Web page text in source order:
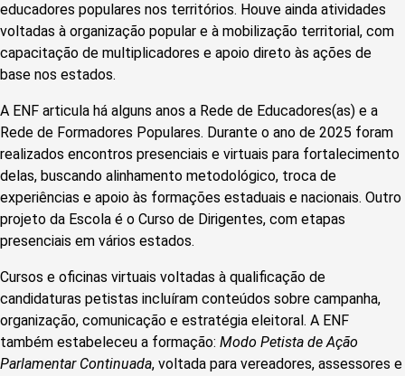
educadores populares nos territórios. Houve ainda atividades
voltadas à organização popular e à mobilização territorial, com
capacitação de multiplicadores e apoio direto às ações de
base nos estados.
A ENF articula há alguns anos a Rede de Educadores(as) e a
Rede de Formadores Populares. Durante o ano de 2025 foram
realizados encontros presenciais e virtuais para fortalecimento
delas, buscando alinhamento metodológico, troca de
experiências e apoio às formações estaduais e nacionais. Outro
projeto da Escola é o Curso de Dirigentes, com etapas
presenciais em vários estados.
Cursos e oficinas virtuais voltadas à qualificação de
candidaturas petistas incluíram conteúdos sobre campanha,
organização, comunicação e estratégia eleitoral. A ENF
também estabeleceu a formação: Modo Petista de Ação
Parlamentar Continuada, voltada para vereadores, assessores e